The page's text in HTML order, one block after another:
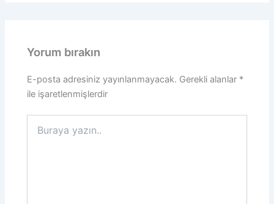
Yorum bırakın
E-posta adresiniz yayınlanmayacak. Gerekli alanlar *
ile işaretlenmişlerdir
yazın..